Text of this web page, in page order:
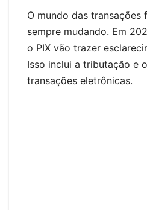
O mundo das transações
sempre mudando. Em
o PIX vão trazer
Isso inclui a tributação e
transações eletrônicas.